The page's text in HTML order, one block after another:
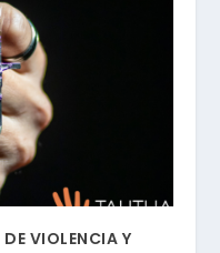
VIOLENCIA Y